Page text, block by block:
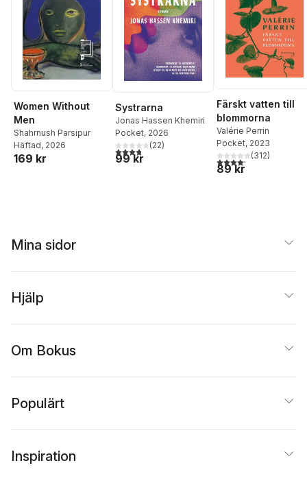
Women Without
Men
Shahrnush Parsipur
Häftad, 2026
169 kr
Systrarna
Jonas Hassen Khemiri
Pocket, 2026
3,8utav 5 stjärnor. Totalt antal röster:
(22)
99 kr
Färskt vatten till
blommorna
Valérie Perrin
Pocket, 2023
4,2utav 5 stjärnor.
(312)
89 kr
Mina sidor
Hjälp
Om Bokus
Populärt
Inspiration